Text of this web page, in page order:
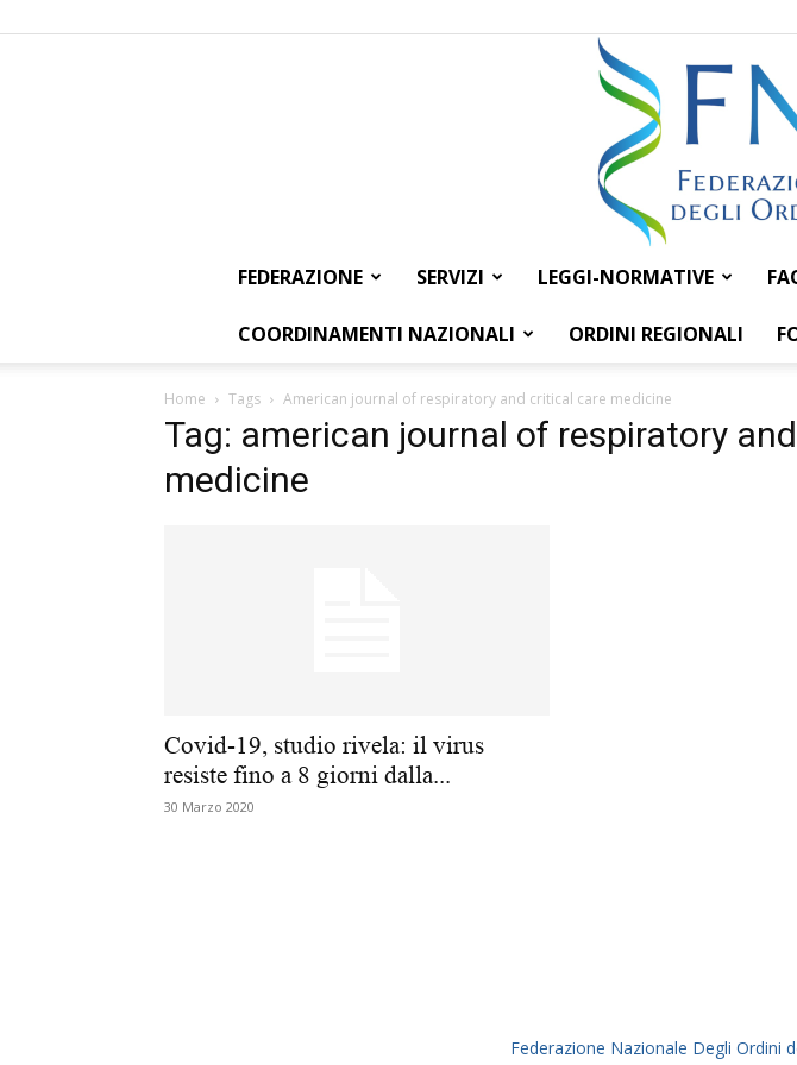
FEDERAZIONE SERVIZI LEGGI-NORMATIVE
COORDINAMENTI NAZIONALI ORDINI REGIONALI
Home Tags American journal of respiratory and critical care medicine
Tag: american journal of respiratory
medicine
Covid-19, studio rivela: il virus
resiste fino a 8 giorni dalla...
30 Marzo 2020
Federazione Nazionale Degli Ordini